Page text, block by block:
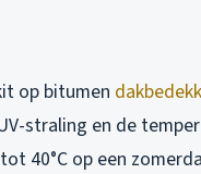
op bitumen
straling en de
40°C op een